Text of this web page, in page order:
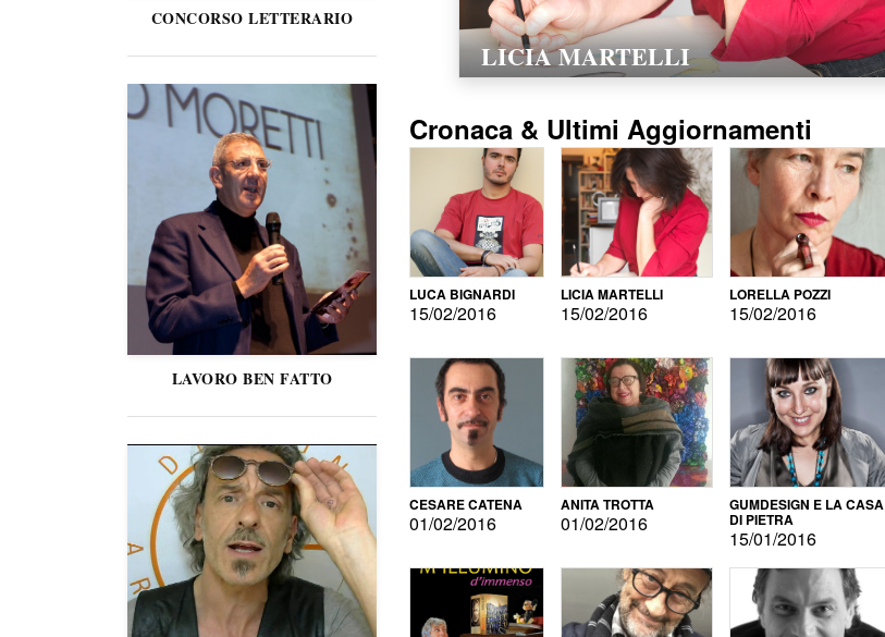
CONCORSO LETTERARIO
LAVORO BEN FATTO
LORELLA POZZI
Cronaca & Ultimi Aggiornamenti
LUCA BIGNARDI
15/02/2016
LICIA MARTELLI
15/02/2016
LORELLA POZZI
15/02/2016
CESARE CATENA
01/02/2016
ANITA TROTTA
01/02/2016
GUMDESIGN E LA CASA
DI PIETRA
15/01/2016